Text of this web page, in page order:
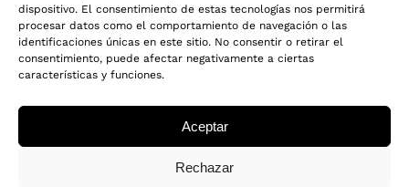
dispositivo. El consentimiento de estas tecnologías nos permitirá
procesar datos como el comportamiento de navegación o las
identificaciones únicas en este sitio. No consentir o retirar el
consentimiento, puede afectar negativamente a ciertas
características y funciones.
Aceptar
Rechazar
INFORMACIÓN
AVISO LEGAL
POLITICA DE PRIVACIDAD
CADENA DE CUSTODIA FSC®